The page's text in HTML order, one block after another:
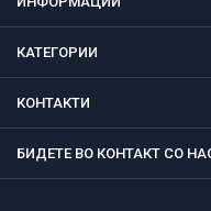
КАТЕГОРИИ
КОНТАКТИ
БИДЕТЕ ВО КОНТАКТ СО